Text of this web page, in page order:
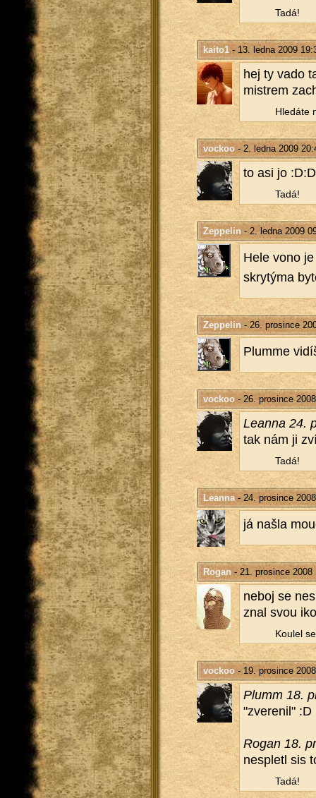
Tadá!
kaito1- 13. ledna 2009
hej ty vado
mi­s­trem
Hle­dá­te
vockoo- 2. ledna 2009
to asi jo
Tadá!
Zeppelin- 2. ledna 2009
Hele vono
skry­tý­ma
Zeppelin- 26. prosince
Plum­me
vockoo- 26. prosince
Le­an­na 24.
tak nám ji
Tadá!
Leanna- 24. prosince
já našla
Rogan- 21. prosince 2008
neboj se
znal svou
Kou­lel
vockoo- 19. prosince
Plumm 18.
"zve­re­nil" :D
Rogan 18.
ne­sple­tl sis
Tadá!